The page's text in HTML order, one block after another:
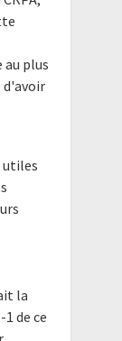
plus
d'avoir
utiles
la
de ce